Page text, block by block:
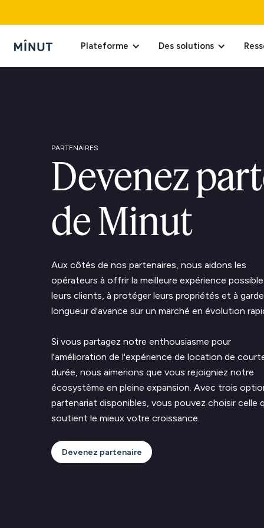
Plateforme Des solutions
PARTENAIRES
Devenez
de Minut
Aux côtés de nos partenaires, nous aidons les
opérateurs à offrir la meilleure expérience
leurs clients, à protéger leurs propriétés et à
longueur d'avance sur un marché en évolution
Si vous partagez notre enthousiasme pour
l'amélioration de l'expérience de location de
durée, nous aimerions que vous rejoigniez notre
écosystème en pleine expansion. Avec trois
partenariat disponibles, vous pouvez choisir celle
soutient le mieux votre croissance.
Devenez partenaire